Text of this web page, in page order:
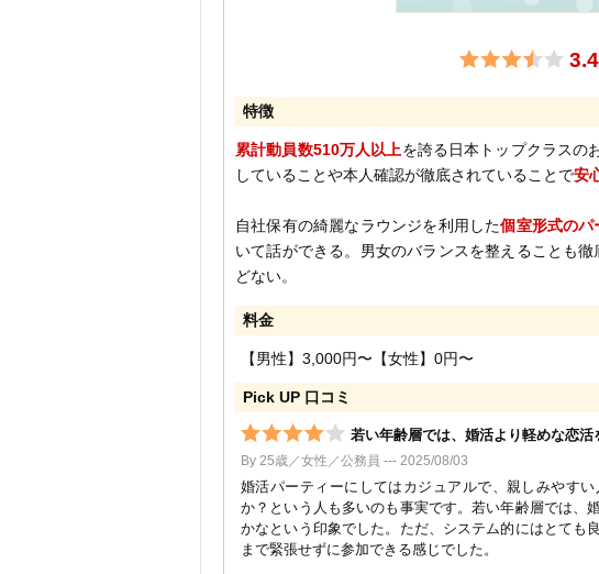
特徴
累計動員数510万人以上を誇る日本トップクラスの
していることや本人確認が徹底されていることで安
自社保有の綺麗なラウンジを利用した個室形式のパ
いて話ができる。男女のバランスを整えることも
どない。
料金
【男性】3,000円〜【女性】0円〜
Pick UP 口コミ
若い年齢層では、婚活より軽めな恋
By 25歳／女性／公務員 --- 2025/08/03
婚活パーティーにしてはカジュアルで、親しみやす
か？という人も多いのも事実です。若い年齢層では、
かなという印象でした。ただ、システム的にはとても
まで緊張せずに参加できる感じでした。